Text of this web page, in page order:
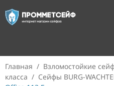
Главная / Взломостойкие
класса / Сейфы BURG-